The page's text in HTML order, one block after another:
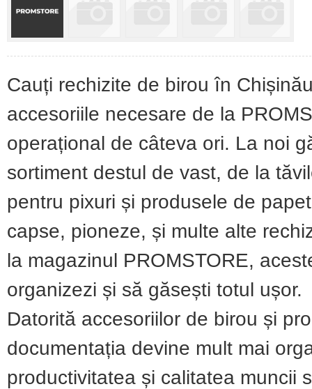
Cauți rechizite de birou în
accesoriile necesare de la
operațional de câteva ori. La noi
sortiment destul de vast, de la
pentru pixuri și produsele de
capse, pioneze, și multe alte
la magazinul PROMSTORE,
organizezi și să găsești totul ușor.
Datorită accesoriilor de birou și
documentația devine mult mai
productivitatea și calitatea muncii